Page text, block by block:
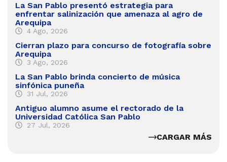
La San Pablo presentó estrategia para
enfrentar salinización que amenaza al agro de
Arequipa
4 Ago, 2026
Cierran plazo para concurso de fotografía sobre
Arequipa
3 Ago, 2026
La San Pablo brinda concierto de música
sinfónica puneña
31 Jul, 2026
Antiguo alumno asume el rectorado de la
Universidad Católica San Pablo
27 Jul, 2026
CARGAR MÁS